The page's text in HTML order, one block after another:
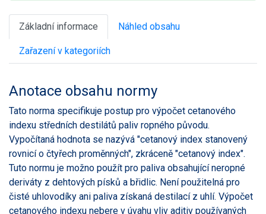
Základní informace Náhled obsahu
Zařazení v kategoriích
Anotace obsahu normy
Tato norma specifikuje postup pro výpočet cetanového
indexu středních destilátů paliv ropného původu.
Vypočítaná hodnota se nazývá "cetanový index stanovený
rovnicí o čtyřech proměnných", zkráceně "cetanový index".
Tuto normu je možno použít pro paliva obsahující neropné
deriváty z dehtových písků a břidlic. Není použitelná pro
čisté uhlovodíky ani paliva získaná destilací z uhlí. Výpočet
cetanového indexu nebere v úvahu vliv aditiv používaných